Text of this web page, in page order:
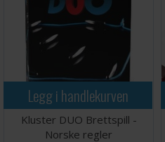
Legg i handlekurven
Kluster DUO Brettspill -
Norske regler